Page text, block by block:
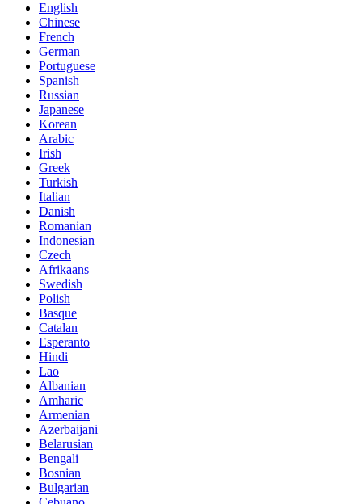
English
Chinese
French
German
Portuguese
Spanish
Russian
Japanese
Korean
Arabic
Irish
Greek
Turkish
Italian
Danish
Romanian
Indonesian
Czech
Afrikaans
Swedish
Polish
Basque
Catalan
Esperanto
Hindi
Lao
Albanian
Amharic
Armenian
Azerbaijani
Belarusian
Bengali
Bosnian
Bulgarian